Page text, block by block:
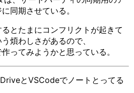
同期させている。
とたまにコンフリクトが起きて
煩わしさがあるので、
ってみようかと思っている。
とVSCodeでノートとってる